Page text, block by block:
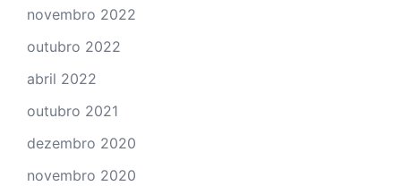
novembro 2022
outubro 2022
abril 2022
outubro 2021
dezembro 2020
novembro 2020